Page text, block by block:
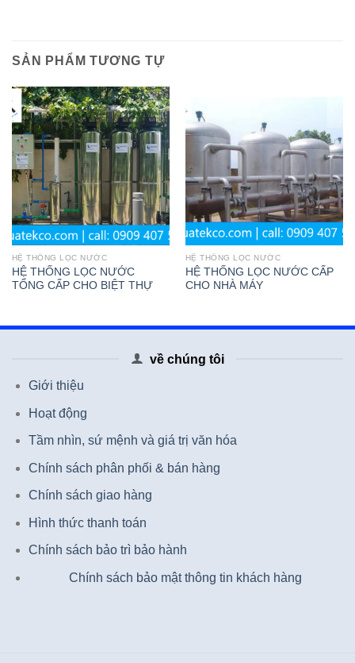
SẢN PHẨM TƯƠNG TỰ
HỆ THỐNG LỌC NƯỚC
HỆ THỐNG LỌC NƯỚC
TỔNG CẤP CHO BIỆT THỰ
HỆ THỐNG LỌC NƯỚC
HỆ THỐNG LỌC NƯỚC CẤP
CHO NHÀ MÁY
về chúng tôi
Giới thiệu
Hoạt động
Tầm nhìn, sứ mệnh và giá trị văn hóa
Chính sách phân phối & bán hàng
Chính sách giao hàng
Hình thức thanh toán
Chính sách bảo trì bảo hành
Chính sách bảo mật thông tin khách hàng